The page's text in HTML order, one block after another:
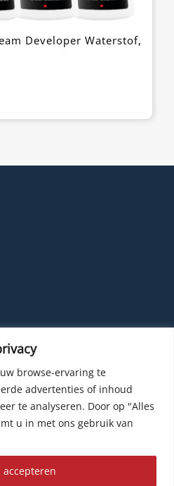
browse-ervaring te
advertenties of inhoud
te analyseren. Door op "Alles
u in met ons gebruik van
accepteren
Developer Waterstof,